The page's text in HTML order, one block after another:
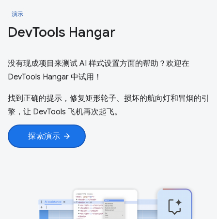
演示
DevTools Hangar
没有现成项目来测试 AI 样式设置方面的帮助？欢迎在
DevTools Hangar 中试用！
找到正确的提示，修复矩形轮子、损坏的航向灯和冒烟的引
擎，让 DevTools 飞机再次起飞。
探索演示 arrow_forward